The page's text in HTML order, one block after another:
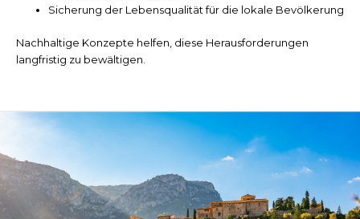
Sicherung der Lebensqualität für die lokale Bevölkerung
Nachhaltige Konzepte helfen, diese Herausforderungen
langfristig zu bewältigen.